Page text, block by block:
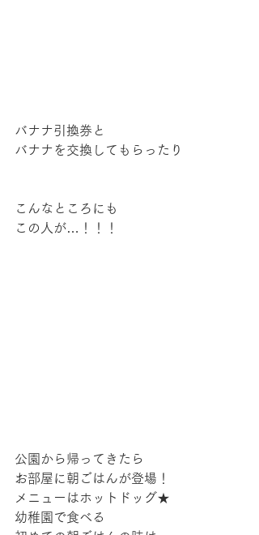
バナナ引換券と
バナナを交換してもらったり
こんなところにも
この人が…！！！
公園から帰ってきたら
お部屋に朝ごはんが登場！
メニューはホットドッグ★
幼稚園で食べる